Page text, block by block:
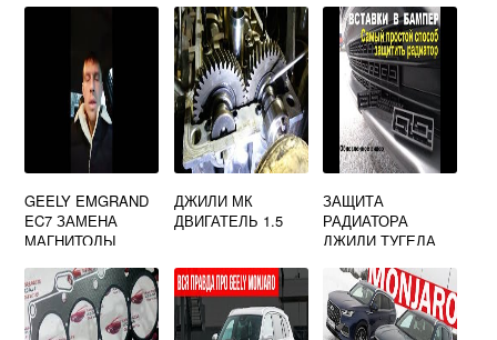
GEELY EMGRAND
EC7 ЗАМЕНА
МАГНИТОЛЫ
ДЖИЛИ МК
ДВИГАТЕЛЬ 1.5
ЗАЩИТА
РАДИАТОРА
ДЖИЛИ ТУГЕЛА